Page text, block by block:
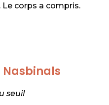
corps a compris.
seuil